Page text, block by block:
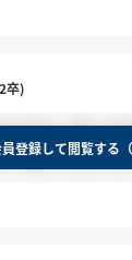
卒)
ですが、申し込
。なぜでしょう
登録して閲覧する（